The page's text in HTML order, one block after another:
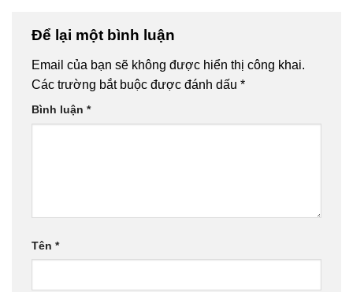
Để lại một bình luận
Email của bạn sẽ không được hiển thị công khai.
Các trường bắt buộc được đánh dấu *
Bình luận *
Tên *